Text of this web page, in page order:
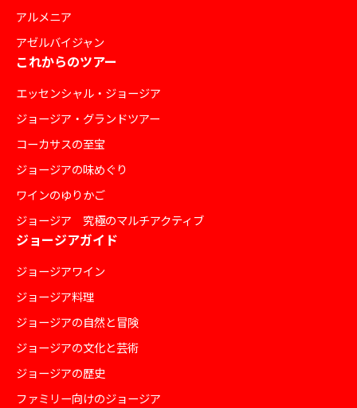
アルメニア
アゼルバイジャン
これからのツアー
エッセンシャル・ジョージア
ジョージア・グランドツアー
コーカサスの至宝
ジョージアの味めぐり
ワインのゆりかご
ジョージア 究極のマルチアクティブ
ジョージアガイド
ジョージアワイン
ジョージア料理
ジョージアの自然と冒険
ジョージアの文化と芸術
ジョージアの歴史
ファミリー向けのジョージア